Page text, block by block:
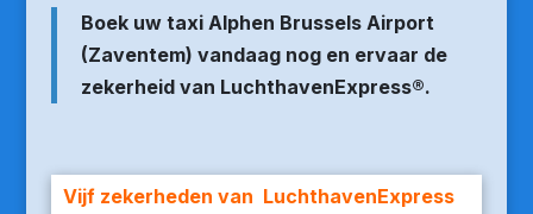
Boek uw taxi Alphen Brussels Airport
(Zaventem) vandaag nog en ervaar de
zekerheid van LuchthavenExpress®.
Vijf zekerheden van LuchthavenExpress